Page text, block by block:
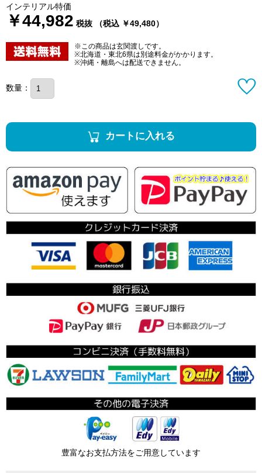
インテリアル特価
￥44,982 税抜 （税込 ￥49,480）
※この商品は玄関渡しです。
※北海道・東北6県は別途料金がかかります。
※沖縄・離島へは配送できません。
数量：
カートに入れる
豊富なお支払方法をご用意しています